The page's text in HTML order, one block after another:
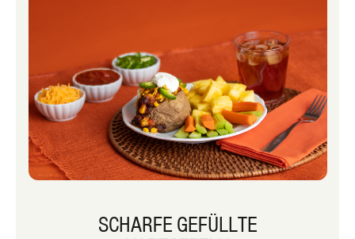
SCHARFE GEFÜLLTE